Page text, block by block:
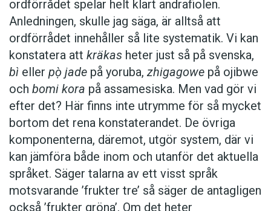
ordförrådet spelar helt klart andrafiolen.
Anledningen, skulle jag säga, är alltså att
ordförrådet innehåller så lite systematik. Vi kan
konstatera att kräkas heter just så på svenska,
bì eller pọ̀ jade på yoruba, zhigagowe på ojibwe
och bomi kora på assamesiska. Men vad gör vi
efter det? Här finns inte utrymme för så mycket
bortom det rena konstaterandet. De övriga
komponenterna, däremot, utgör system, där vi
kan jämföra både inom och utanför det aktuella
språket. Säger talarna av ett visst språk
motsvarande ’frukter tre’ så säger de antagligen
också ’frukter gröna’. Om det heter